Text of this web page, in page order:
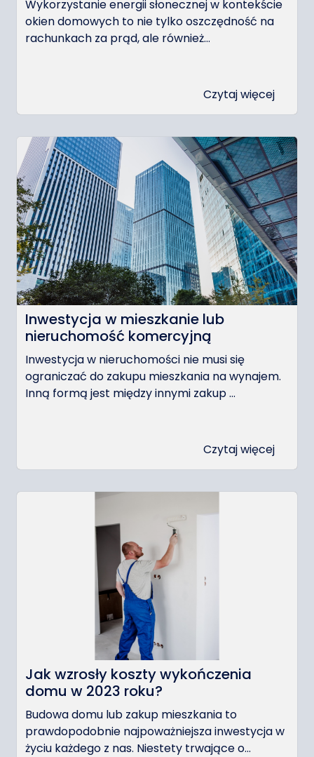
Wykorzystanie energii słonecznej w kontekście
okien domowych to nie tylko oszczędność na
rachunkach za prąd, ale również...
Czytaj więcej
Inwestycja w mieszkanie lub
nieruchomość komercyjną
Inwestycja w nieruchomości nie musi się
ograniczać do zakupu mieszkania na wynajem.
Inną formą jest między innymi zakup ...
Czytaj więcej
Jak wzrosły koszty wykończenia
domu w 2023 roku?
Budowa domu lub zakup mieszkania to
prawdopodobnie najpoważniejsza inwestycja w
życiu każdego z nas. Niestety trwające o...